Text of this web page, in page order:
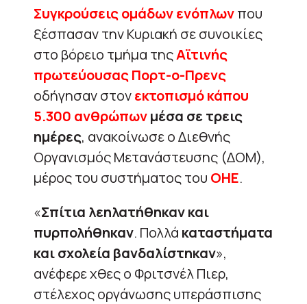
Συγκρούσεις ομάδων ενόπλωνπου
ξέσπασαν την Κυριακή σε συνοικίες
στο βόρειο τμήμα τηςΑϊτινής
πρωτεύουσας Πορτ-ο-Πρενς
οδήγησαν στονεκτοπισμό κάπου
5.300 ανθρώπωνμέσα σε τρεις
ημέρες, ανακοίνωσε ο Διεθνής
Οργανισμός Μετανάστευσης (ΔΟΜ),
μέρος του συστήματος του ΟΗΕ.
«Σπίτια λεηλατήθηκαν και
πυρπολήθηκαν. Πολλά καταστήματα
και σχολεία βανδαλίστηκαν»,
ανέφερε χθες ο Φριτσνέλ Πιερ,
στέλεχος οργάνωσης υπεράσπισης